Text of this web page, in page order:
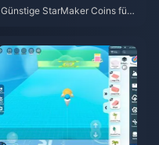
Günstige StarMaker Coins für